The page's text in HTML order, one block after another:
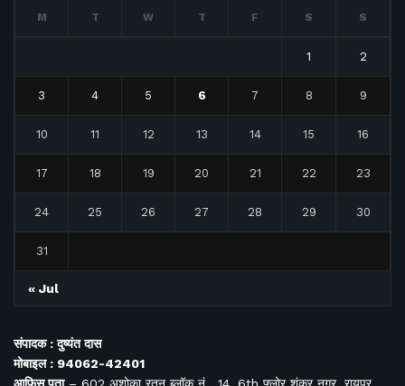
M T W T F S S
1 2
3 4 5 6 7 8 9
10 11 12 13 14 15 16
17 18 19 20 21 22 23
24 25 26 27 28 29 30
31
« Jul
संपादक : दुष्यंत दास
मोबाइल : 94062-42401
आफिसपता– 602 अशोका रतन ब्लॉक नं. 14, 6th फ्लोर शंकर नगर, रायपुर